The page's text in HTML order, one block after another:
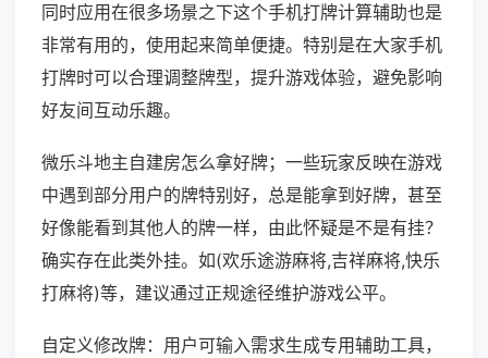
同时应用在很多场景之下这个手机打牌计算辅助也是
非常有用的，使用起来简单便捷。特别是在大家手机
打牌时可以合理调整牌型，提升游戏体验，避免影响
好友间互动乐趣。
微乐斗地主自建房怎么拿好牌；一些玩家反映在游戏
中遇到部分用户的牌特别好，总是能拿到好牌，甚至
好像能看到其他人的牌一样，由此怀疑是不是有挂？
确实存在此类外挂。如(欢乐途游麻将,吉祥麻将,快乐
打麻将)等，建议通过正规途径维护游戏公平。
自定义修改牌：用户可输入需求生成专用辅助工具，